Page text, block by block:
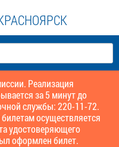
Реализация
за 5 минут до
службы: 220-11-72.
осуществляется
удостоверяющего
оформлен билет.